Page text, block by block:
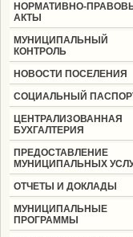
НОРМАТИВНО-
АКТЫ
МУНИЦИПАЛЬНЫЙ
КОНТРОЛЬ
НОВОСТИ ПОСЕЛЕНИЯ
СОЦИАЛЬНЫЙ
ЦЕНТРАЛИЗОВАННАЯ
БУХГАЛТЕРИЯ
ПРЕДОСТАВЛЕНИЕ
МУНИЦИПАЛЬНЫХ
ОТЧЕТЫ И ДОКЛАДЫ
МУНИЦИПАЛЬНЫЕ
ПРОГРАММЫ